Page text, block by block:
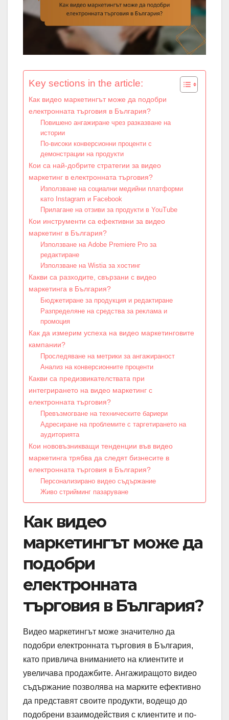
Key sections in the article:
Как видео маркетингът може да подобри
електронната търговия в България?
Повишено ангажиране чрез разказване на
истории
По-високи конверсионни проценти с
демонстрации на продукти
Кои са най-добрите стратегии за видео
маркетинг в електронната търговия?
Използване на социални медийни платформи
като Instagram и Facebook
Прилагане на отзиви за продукти в YouTube
Кои инструменти са ефективни за видео
маркетинг в България?
Използване на Adobe Premiere Pro за
редактиране
Използване на Wistia за хостинг
Какви са разходите, свързани с видео
маркетинга в България?
Бюджетиране за продукция и редактиране
Разпределяне на средства за реклама и
промоция
Как да измерим успеха на видео маркетинговите
кампании?
Проследяване на метрики за ангажираност
Анализ на конверсионните проценти
Какви са предизвикателствата при
интегрирането на видео маркетинг с
електронната търговия?
Превъзмогване на техническите бариери
Адресиране на проблемите с таргетирането на
аудиторията
Кои нововъзникващи тенденции във видео
маркетинга трябва да следят бизнесите в
електронната търговия в България?
Персонализирано видео съдържание
Живо стрийминг пазаруване
Как видео
маркетингът може да
подобри
електронната
търговия в България?
Видео маркетингът може значително да
подобри електронната търговия в България,
като привлича вниманието на клиентите и
увеличава продажбите. Ангажиращото видео
съдържание позволява на марките ефективно
да представят своите продукти, водещо до
подобрени взаимодействия с клиентите и по-